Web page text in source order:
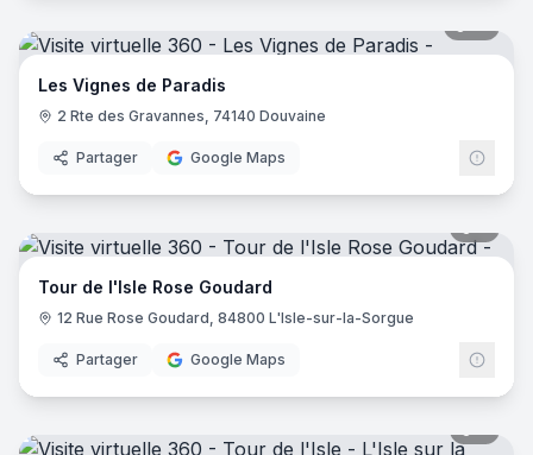
Les Vignes de Paradis
2 Rte des Gravannes, 74140 Douvaine
Partager Google Maps
Tour de l'Isle Rose Goudard
12 Rue Rose Goudard, 84800 L'Isle-sur-la-Sorgue
Partager Google Maps